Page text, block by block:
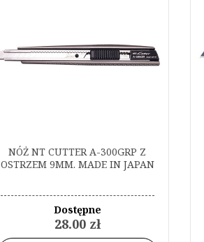
NÓŻ NT CUTTER A-300GRP Z
OSTRZEM 9MM. MADE IN JAPAN
Dostępne
28.00 zł